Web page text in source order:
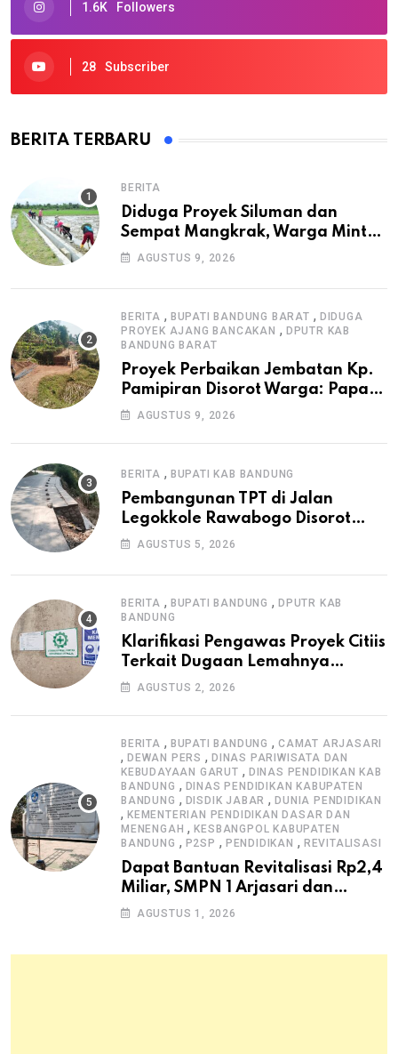
1.6K Followers
28 Subscriber
BERITA TERBARU
BERITA
Diduga Proyek Siluman dan
Sempat Mangkrak, Warga Minta
APH Usut Tuntas Pembangunan
AGUSTUS 9, 2026
BERITA , BUPATI BANDUNG BARAT , DIDUGA
PROYEK AJANG BANCAKAN , DPUTR KAB
BANDUNG BARAT
Proyek Perbaikan Jembatan Kp.
Pamipiran Disorot Warga: Papan
Informasi Tak Cantumkan PPK,
AGUSTUS 9, 2026
BERITA , BUPATI KAB BANDUNG
Pembangunan TPT di Jalan
Legokkole Rawabogo Disorot
Warga, Selesai Tanpa Papan
AGUSTUS 5, 2026
BERITA , BUPATI BANDUNG ,DPUTR KAB
BANDUNG
Klarifikasi Pengawas Proyek Citiis
Terkait Dugaan Lemahnya
Pengawasan K3
AGUSTUS 2, 2026
BERITA , BUPATI BANDUNG ,CAMAT ARJASARI
, DEWAN PERS , DINAS PARIWISATA DAN
KEBUDAYAAN GARUT , DINAS PENDIDIKAN KAB
BANDUNG , DINAS PENDIDIKAN KABUPATEN
BANDUNG , DISDIK JABAR ,DUNIA PENDIDIKAN
, KEMENTERIAN PENDIDIKAN DASAR DAN
MENENGAH ,KESBANGPOL KABUPATEN
BANDUNG , P2SP , PENDIDIKAN , REVITALISASI
Dapat Bantuan Revitalisasi Rp2,4
Miliar, SMPN 1 Arjasari dan
Masyarakat Sambut Antusias
AGUSTUS 1, 2026